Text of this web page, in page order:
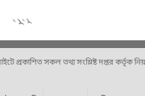
প্রকাশিত সকল তথ্য সংশ্লিষ্ট দপ্তর কর্তৃক